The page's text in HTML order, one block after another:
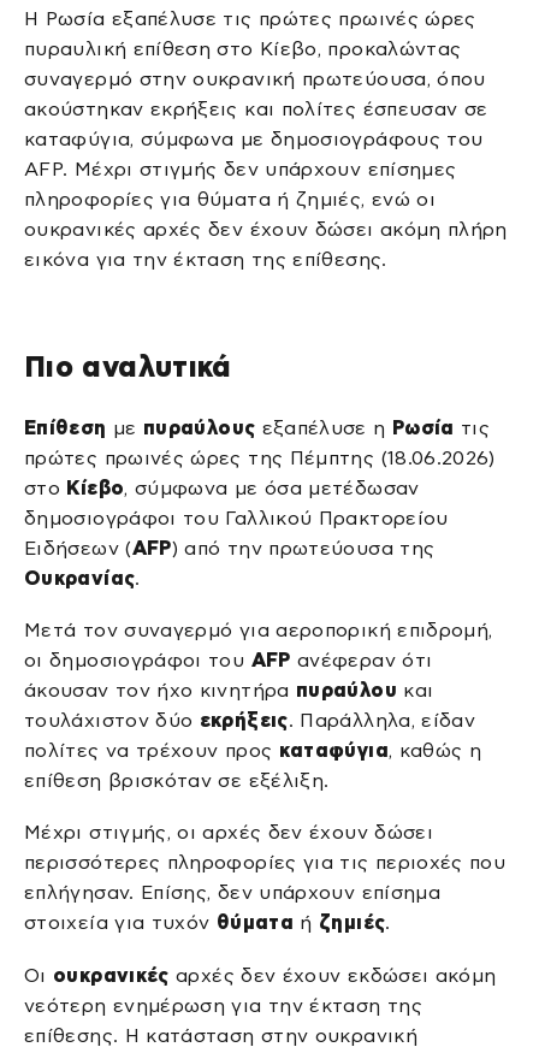
Η Ρωσία εξαπέλυσε τις πρώτες πρωινές ώρες
πυραυλική επίθεση στο Κίεβο, προκαλώντας
συναγερμό στην ουκρανική πρωτεύουσα, όπου
ακούστηκαν εκρήξεις και πολίτες έσπευσαν σε
καταφύγια, σύμφωνα με δημοσιογράφους του
AFP. Μέχρι στιγμής δεν υπάρχουν επίσημες
πληροφορίες για θύματα ή ζημιές, ενώ οι
ουκρανικές αρχές δεν έχουν δώσει ακόμη πλήρη
εικόνα για την έκταση της επίθεσης.
Πιο αναλυτικά
Επίθεση με πυραύλους εξαπέλυσε η Ρωσία τις
πρώτες πρωινές ώρες της Πέμπτης (18.06.2026)
στο Κίεβο, σύμφωνα με όσα μετέδωσαν
δημοσιογράφοι του Γαλλικού Πρακτορείου
Ειδήσεων (AFP) από την πρωτεύουσα της
Ουκρανίας.
Μετά τον συναγερμό για αεροπορική επιδρομή,
οι δημοσιογράφοι του AFP ανέφεραν ότι
άκουσαν τον ήχο κινητήρα πυραύλου και
τουλάχιστον δύο εκρήξεις. Παράλληλα, είδαν
πολίτες να τρέχουν προς καταφύγια, καθώς η
επίθεση βρισκόταν σε εξέλιξη.
Μέχρι στιγμής, οι αρχές δεν έχουν δώσει
περισσότερες πληροφορίες για τις περιοχές που
επλήγησαν. Επίσης, δεν υπάρχουν επίσημα
στοιχεία για τυχόν θύματα ή ζημιές.
Οι ουκρανικές αρχές δεν έχουν εκδώσει ακόμη
νεότερη ενημέρωση για την έκταση της
επίθεσης. Η κατάσταση στην ουκρανική